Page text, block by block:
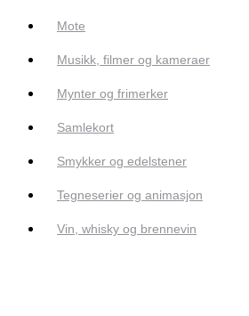
Mote
Musikk, filmer og kameraer
Mynter og frimerker
Samlekort
Smykker og edelstener
Tegneserier og animasjon
Vin, whisky og brennevin